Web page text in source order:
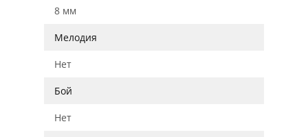
8 мм
Мелодия
Нет
Бой
Нет